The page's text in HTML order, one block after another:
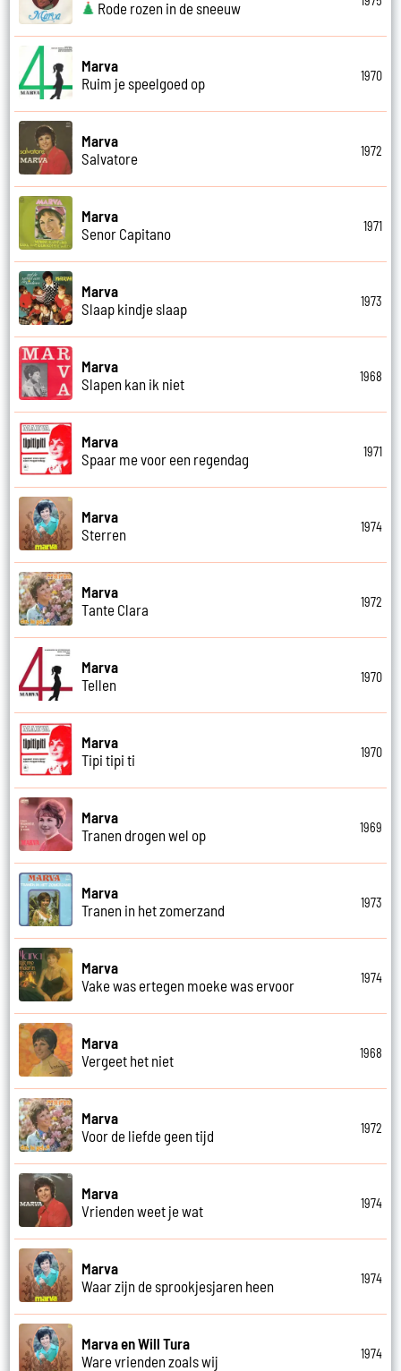
Rode rozen in de sneeuw
Marva
Ruim je speelgoed op
1970
Marva
Salvatore
1972
Marva
Senor Capitano
1971
Marva
Slaap kindje slaap
1973
Marva
Slapen kan ik niet
1968
Marva
Spaar me voor een regendag
1971
Marva
Sterren
1974
Marva
Tante Clara
1972
Marva
Tellen
1970
Marva
Tipi tipi ti
1970
Marva
Tranen drogen wel op
1969
Marva
Tranen in het zomerzand
1973
Marva
Vake was ertegen moeke was ervoor
1974
Marva
Vergeet het niet
1968
Marva
Voor de liefde geen tijd
1972
Marva
Vrienden weet je wat
1974
Marva
Waar zijn de sprookjesjaren heen
1974
Marva en Will Tura
Ware vrienden zoals wij
1974